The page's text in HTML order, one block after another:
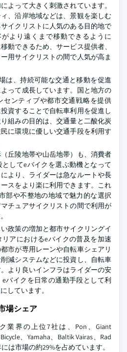
よって大きく刺激されています。
、沿岸地域などは、景観を楽しむ
イクリストに人気のある目的地で
より遠くまで移動できるように
動できるため、サービス提供者、
用サイクリストの間で人気が高ま
は、持続可能な交通と移動を促進
って成長しています。国と地方の
センティブや都市交通戦略を提供
資することで自転車利用を促進し
組みの目的は、交通量と二酸化炭
に環境に優しい交通手段を利用す
丘陵地帯や山岳地帯）も、消費者
してeバイクを選ぶ動機となって
より、ライダーは急なルートや長
スをより楽に利用できます。これ
部や不整地の地域で魅力的な選択
チュアサイクリストの間で利用が
政策の増加と都市サイクリングイ
アにおけるeバイクの普及を加速
市が専用レーンや自転車シェアリ
減システムなどに投資し、自転車
より良いインフラはライダーの安
バイクを日常の通勤手段として利
しています。
場シェア
業界の上位7社は、Pon、Giant
、Yamaha、Baltik Vairas、Rad
は市場の約29%を占めています。